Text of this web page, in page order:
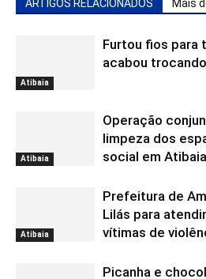
ARTIGOS RELACIONADOS Mais
Atibaia
Furtou fios para
acabou
Atibaia
Operação
limpeza dos
social em Atibaia
Atibaia
Prefeitura de
Lilás para
vítimas de
Picanha e